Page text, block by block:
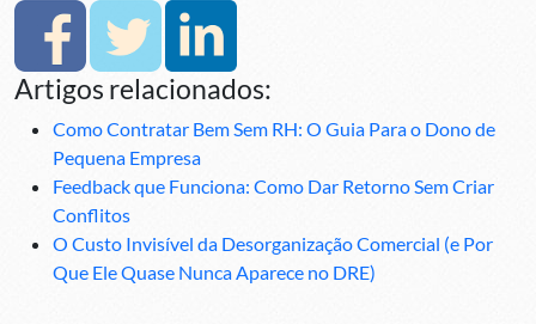
Artigos relacionados:
Como Contratar Bem Sem RH: O Guia Para o Dono de
Pequena Empresa
Feedback que Funciona: Como Dar Retorno Sem Criar
Conflitos
O Custo Invisível da Desorganização Comercial (e Por
Que Ele Quase Nunca Aparece no DRE)